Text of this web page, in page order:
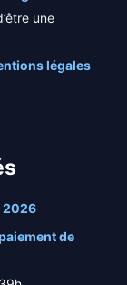
une
légales
2026
de